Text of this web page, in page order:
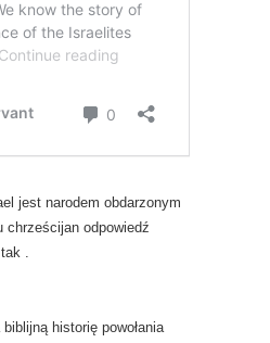
jest narodem obdarzonym
chrześcijan odpowiedź
.
historię powołania